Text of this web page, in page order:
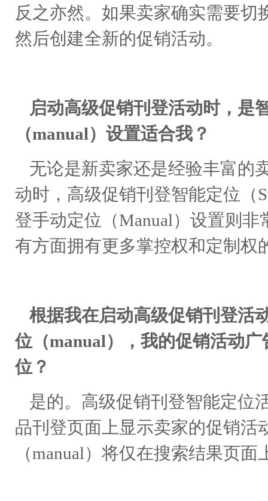
反之亦然。如果卖家确实需要
然后创建全新的促销活动。
启动高级促销刊登活动时，是
（manual）设置适合我？
无论是新卖家还是经验丰富的
动时，高级促销刊登智能定位（
登手动定位（Manual）设置则
有方面拥有更多掌控权和定制权
根据我在启动高级促销刊登活
位（manual），我的促销活动
位？
是的。高级促销刊登智能定位
品刊登页面上显示卖家的促销活
（manual）将仅在搜索结果页